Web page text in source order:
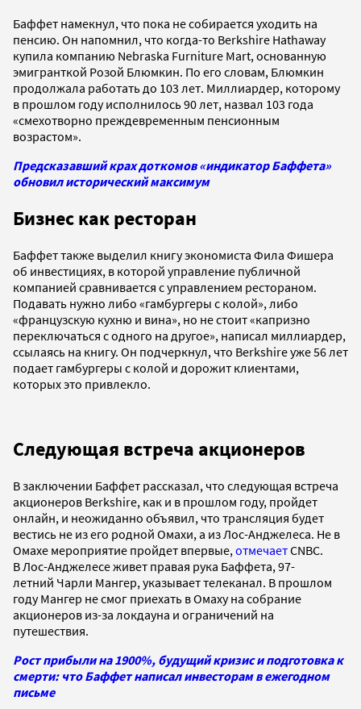
Баффет намекнул, что пока не собирается уходить на
пенсию. Он напомнил, что когда-то Berkshire Hathaway
купила компанию Nebraska Furniture Mart, основанную
эмигранткой Розой Блюмкин. По его словам, Блюмкин
продолжала работать до 103 лет. Миллиардер, которому
в прошлом году исполнилось 90 лет, назвал 103 года
«смехотворно преждевременным пенсионным
возрастом».
Предсказавший крах доткомов «индикатор Баффета»
обновил исторический максимум
Бизнес как ресторан
Баффет также выделил книгу экономиста Фила Фишера
об инвестициях, в которой управление публичной
компанией сравнивается с управлением рестораном.
Подавать нужно либо «гамбургеры с колой», либо
«французскую кухню и вина», но не стоит «капризно
переключаться с одного на другое», написал миллиардер,
ссылаясь на книгу. Он подчеркнул, что Berkshire уже 56 лет
подает гамбургеры с колой и дорожит клиентами,
которых это привлекло.
Следующая встреча акционеров
В заключении Баффет рассказал, что следующая встреча
акционеров Berkshire, как и в прошлом году, пройдет
онлайн, и неожиданно объявил, что трансляция будет
вестись не из его родной Омахи, а из Лос-Анджелеса. Не в
Омахе мероприятие пройдет впервые,отмечаетCNBC.
ВЛос-Анджелесе живет правая рука Баффета, 97-
летний Чарли Мангер, указывает телеканал. В прошлом
году Мангер не смог приехать в Омаху на собрание
акционеров из-за локдауна и ограничений на
путешествия.
Рост прибыли на 1900%, будущий кризис и подготовка к
смерти: что Баффет написал инвесторам в ежегодном
письме